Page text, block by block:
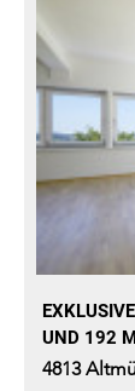
UND 192
4813